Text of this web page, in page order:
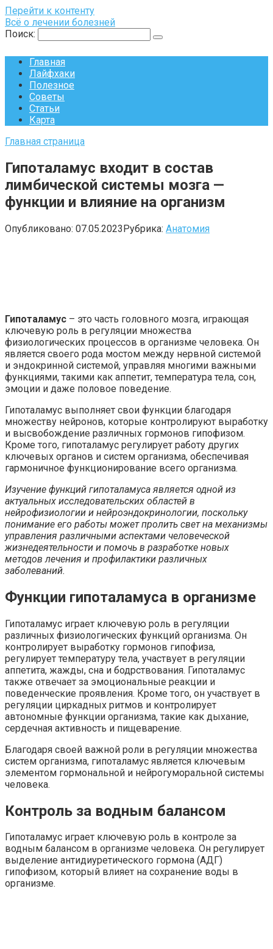
Перейти к контенту
Всё о лечении болезней
Поиск:
Главная
Лайфхаки
Полезное
Советы
Статьи
Карта
Главная страница
Гипоталамус входит в состав
лимбической системы мозга —
функции и влияние на организм
Опубликовано: 07.05.2023Рубрика: Анатомия
Гипоталамус – это часть головного мозга, играющая
ключевую роль в регуляции множества
физиологических процессов в организме человека. Он
является своего рода мостом между нервной системой
и эндокринной системой, управляя многими важными
функциями, такими как аппетит, температура тела, сон,
эмоции и даже половое поведение.
Гипоталамус выполняет свои функции благодаря
множеству нейронов, которые контролируют выработку
и высвобождение различных гормонов гипофизом.
Кроме того, гипоталамус регулирует работу других
ключевых органов и систем организма, обеспечивая
гармоничное функционирование всего организма.
Изучение функций гипоталамуса является одной из
актуальных исследовательских областей в
нейрофизиологии и нейроэндокринологии, поскольку
понимание его работы может пролить свет на механизмы
управления различными аспектами человеческой
жизнедеятельности и помочь в разработке новых
методов лечения и профилактики различных
заболеваний.
Функции гипоталамуса в организме
Гипоталамус играет ключевую роль в регуляции
различных физиологических функций организма. Он
контролирует выработку гормонов гипофиза,
регулирует температуру тела, участвует в регуляции
аппетита, жажды, сна и бодрствования. Гипоталамус
также отвечает за эмоциональные реакции и
поведенческие проявления. Кроме того, он участвует в
регуляции циркадных ритмов и контролирует
автономные функции организма, такие как дыхание,
сердечная активность и пищеварение.
Благодаря своей важной роли в регуляции множества
систем организма, гипоталамус является ключевым
элементом гормональной и нейрогуморальной системы
человека.
Контроль за водным балансом
Гипоталамус играет ключевую роль в контроле за
водным балансом в организме человека. Он регулирует
выделение антидиуретического гормона (АДГ)
гипофизом, который влияет на сохранение воды в
организме.